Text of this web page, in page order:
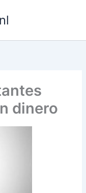
dinero